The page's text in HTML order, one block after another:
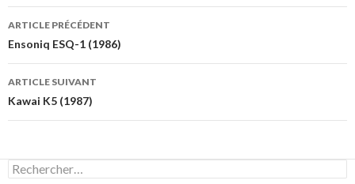
Navigation
des
articles
ARTICLE PRÉCÉDENT
Ensoniq ESQ-1 (1986)
ARTICLE SUIVANT
Kawai K5 (1987)
Rechercher :